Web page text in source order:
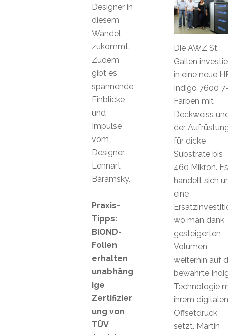
Die AWZ St.
Gallen
in eine neue
Indigo 7600
Farben mit
Deckweiss
der
für dicke
Substrate bis
460 Mikron. Es
handelt sich
eine
wo man dank
gesteigerten
Volumen
weiterhin auf
bewährte
Technologie
ihrem digitalen
Offsetdruck
setzt. Martin
Designer in
diesem
Wandel
zukommt.
Zudem
gibt es
spannende
Einblicke
und
Impulse
vom
Designer
Lennart
Baramsky.
Praxis-
Tipps:
BIOND-
Folien
erhalten
unabhäng
ige
Zertifizier
ung von
TÜV